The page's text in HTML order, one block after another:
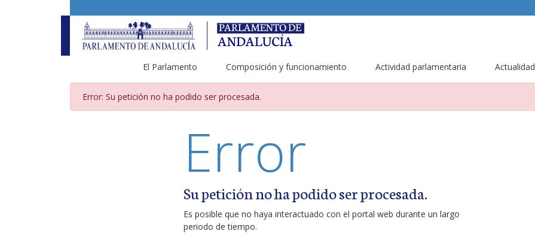
El Parlamento Composición y funcionamiento Actividad parlamentaria Actualidad
Página de error
Error: Su petición no ha podido ser procesada.
Error
Su petición no ha podido ser procesada.
Es posible que no haya interactuado con el portal web durante un largo
periodo de tiempo.